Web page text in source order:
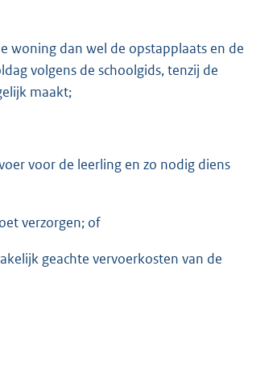
woning dan wel de opstapplaats en de
volgens de schoolgids, tenzij de
maakt;
voor de leerling en zo nodig diens
verzorgen; of
geachte vervoerkosten van de